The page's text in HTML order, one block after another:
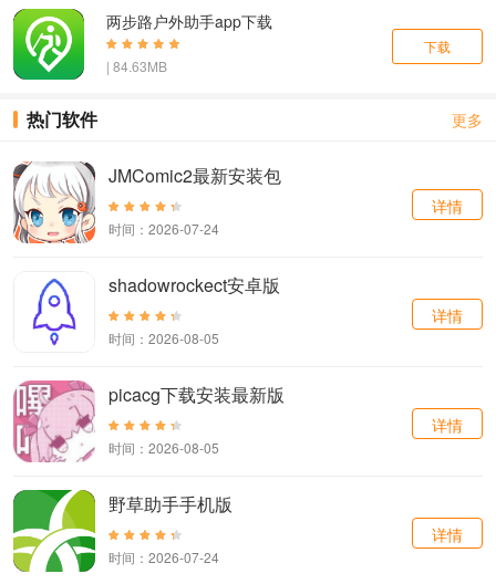
两步路户外助手app下载
| 84.63MB
下载
热门软件 更多
JMComic2最新安装包
时间：2026-07-24
详情
shadowrockect安卓版
时间：2026-08-05
详情
picacg下载安装最新版
时间：2026-08-05
详情
野草助手手机版
时间：2026-07-24
详情